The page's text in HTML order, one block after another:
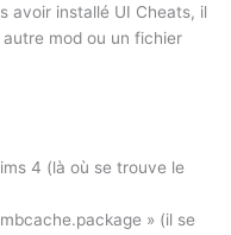
avoir installé UI Cheats, il
mod ou un fichier
4 (là où se trouve le
» (il se